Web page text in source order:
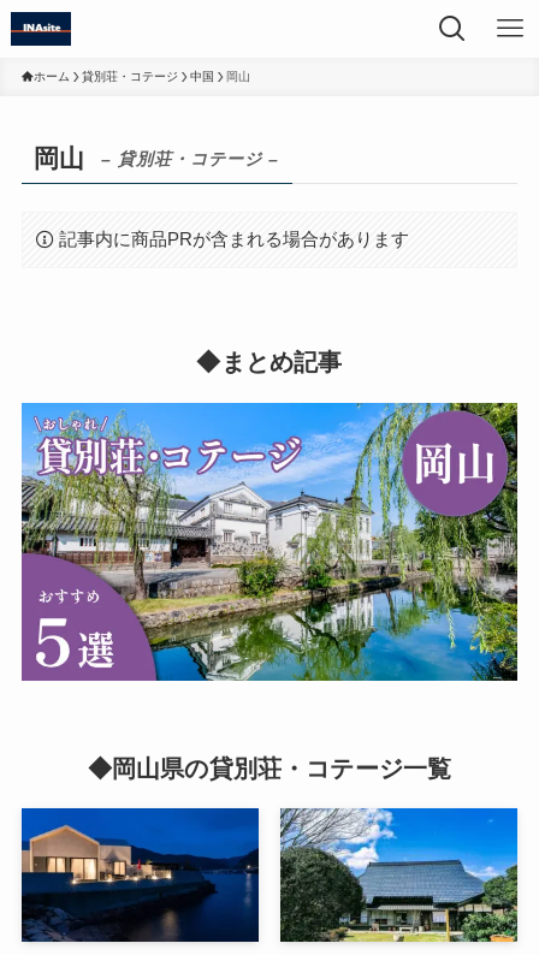
ホーム 貸別荘・コテージ 中国 岡山
岡山 – 貸別荘・コテージ –
記事内に商品PRが含まれる場合があります
◆まとめ記事
◆岡山県の貸別荘・コテージ一覧